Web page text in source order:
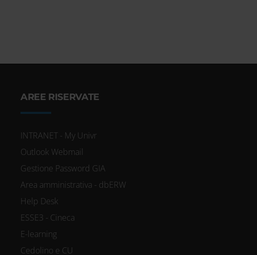
AREE RISERVATE
INTRANET - My Univr
Outlook Webmail
Gestione Password GIA
Area amministrativa - dbERW
Help Desk
ESSE3 - Cineca
E-learning
Cedolino e CU